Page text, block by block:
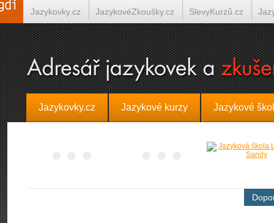
Jazykovky.cz Jazykové kurzy Jazykové
Jazykovky.cz JazykovéZkoušky.cz SlevyKurzů.cz
Španělština on-line Italština on-line Tlumočení-